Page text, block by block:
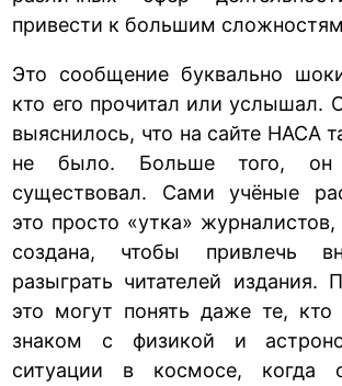
привести к большим
Это сообщение буквально
кто его прочитал или услышал.
выяснилось, что на сайте НАСА
не было. Больше того, он
существовал. Сами учёные
это просто «утка»
создана, чтобы привлечь
разыграть читателей издания.
это могут понять даже те, кто
знаком с физикой и
ситуации в космосе, когда